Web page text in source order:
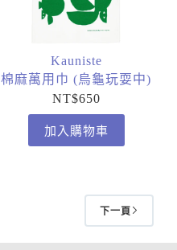
Kauniste
棉麻萬用巾 (烏龜玩耍中)
NT$650
加入購物車
下一頁